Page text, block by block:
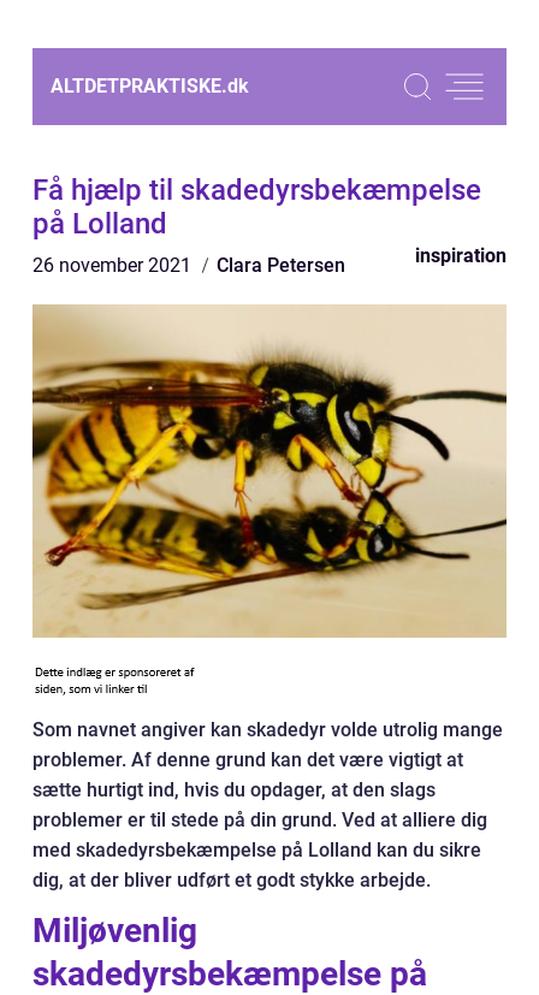
ALTDETPRAKTISKE.dk
Få hjælp til skadedyrsbekæmpelse
på Lolland
26 november 2021 Clara Petersen inspiration
Som navnet angiver kan skadedyr volde utrolig mange
problemer. Af denne grund kan det være vigtigt at
sætte hurtigt ind, hvis du opdager, at den slags
problemer er til stede på din grund. Ved at alliere dig
med skadedyrsbekæmpelse på Lolland kan du sikre
dig, at der bliver udført et godt stykke arbejde.
Miljøvenlig
skadedyrsbekæmpelse på